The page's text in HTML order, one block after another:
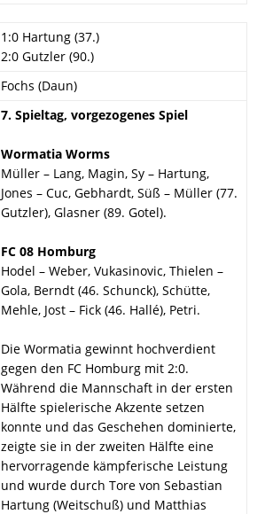
1:0 Hartung (37.)
2:0 Gutzler (90.)
Fochs (Daun)
7. Spieltag, vorgezogenes Spiel
Wormatia Worms
Müller – Lang, Magin, Sy – Hartung,
Jones – Cuc, Gebhardt, Süß – Müller (77.
Gutzler), Glasner (89. Gotel).
FC 08 Homburg
Hodel – Weber, Vukasinovic, Thielen –
Gola, Berndt (46. Schunck), Schütte,
Mehle, Jost – Fick (46. Hallé), Petri.
Die Wormatia gewinnt hochverdient
gegen den FC Homburg mit 2:0.
Während die Mannschaft in der ersten
Hälfte spielerische Akzente setzen
konnte und das Geschehen dominierte,
zeigte sie in der zweiten Hälfte eine
hervorragende kämpferische Leistung
und wurde durch Tore von Sebastian
Hartung (Weitschuß) und Matthias